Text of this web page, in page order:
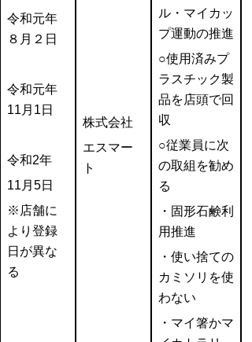
令和元年
８月２日
令和元年
11月1日
令和2年
11月5日
※店舗に
より登録
日が異な
る
株式会社
エスマー
ト
ル・マイカッ
プ運動の推進
○使用済みプ
ラスチック製
品を店頭で回
収
○従業員に次
の取組を勧め
る
・固形石鹸利
用推進
・使い捨ての
カミソリを使
わない
・マイ箸かマ